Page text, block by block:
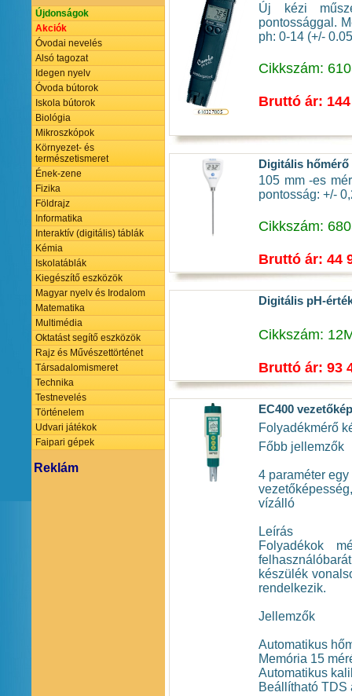
Újdonságok
Akciók
Óvodai nevelés
Alsó tagozat
Idegen nyelv
Óvoda bútorok
Iskola bútorok
Biológia
Mikroszkópok
Környezet- és
természetismeret
Ének-zene
Fizika
Földrajz
Informatika
Interaktív (digitális) táblák
Kémia
Iskolatáblák
Kiegészítő eszközök
Magyar nyelv és Irodalom
Matematika
Multimédia
Oktatást segítő eszközök
Rajz és Művészettörténet
Társadalomismeret
Technika
Testnevelés
Történelem
Udvari játékok
Faipari gépek
Reklám
Új kézi
pontossággal.
ph: 0-14 (+/-
Cikkszám:
Bruttó ár:
Digitális hőmérő
105 mm -es
pontosság: +/-
Cikkszám:
Bruttó ár: 44
Digitális pH-
Cikkszám:
Bruttó ár: 93
EC400
Folyadékmérő
Főbb jellemzők
4 paraméter
vízálló
Leírás
Folyadékok
készülék
rendelkezik.
Jellemzők
Automatikus
Memória 15
Automatikus
Beállítható TDS